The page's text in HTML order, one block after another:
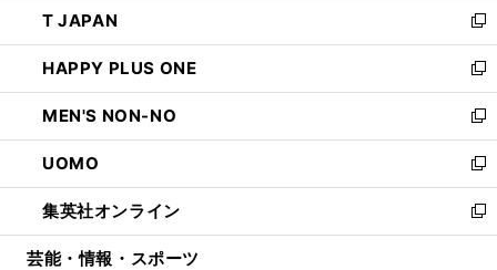
く
で
開
く
ド
ウ
で
開
く
ィ
ン
ド
ウ
で
開
く
い
ウ
ィ
ン
ド
ウ
で
開
く
T JAPAN
新
し
い
ウ
ィ
ン
ド
ウ
で
開
HAPPY PLUS ONE
新
し
い
ウ
ィ
ン
ド
ウ
MEN'S NON-NO
新
し
い
ウ
ィ
ン
UOMO
新
し
い
ウ
集英社オンライン
新
し
芸能・情報・スポーツ